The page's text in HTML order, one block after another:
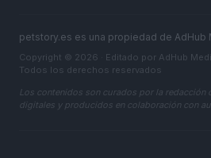
petstory.es es una propiedad de AdHub
Copyright © 2026 · Editado por AdHub
Todos los derechos reservados
Los contenidos son curados por la redacción
digitales y producidos en colaboración con